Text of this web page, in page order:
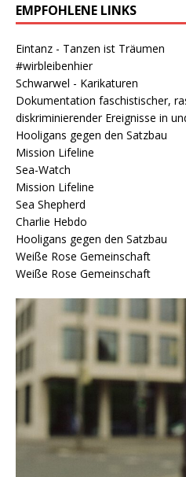
EMPFOHLENE LINKS
Eintanz - Tanzen ist Träumen
#wirbleibenhier
Schwarwel - Karikaturen
Dokumentation faschistischer,
diskriminierender Ereignisse in
Hooligans gegen den Satzbau
Mission Lifeline
Sea-Watch
Mission Lifeline
Sea Shepherd
Charlie Hebdo
Hooligans gegen den Satzbau
Weiße Rose Gemeinschaft
Weiße Rose Gemeinschaft